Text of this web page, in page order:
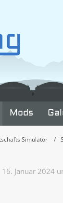
Mods
Simulator
16. Januar 2024